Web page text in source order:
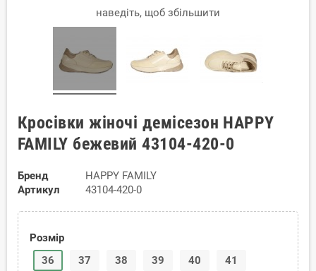
наведіть, щоб збільшити
Кросівки жіночі демісезон HAPPY
FAMILY бежевий 43104-420-0
Бренд
HAPPY FAMILY
Артикул
43104-420-0
Розмір
36
37 38 39 40 41